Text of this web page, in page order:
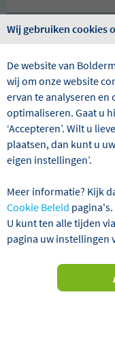
Wij hebben 1
Estland
Verder
Wij gebruiken cookies
De website van
wij om onze website
ervan te analyseren
optimaliseren. Gaat u
‘Accepteren’. Wilt u
plaatsen, dan kunt u
eigen instellingen’.
Meer informatie? Kijk
Cookie Beleid pagina's.
U kunt ten alle tijden
pagina uw instellingen